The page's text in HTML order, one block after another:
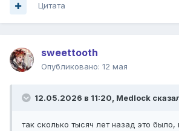
Цитата
sweettooth
Опубликовано: 12 мая
12.05.2026 в 11:20, Medlock
так сколько тысяч лет назад это